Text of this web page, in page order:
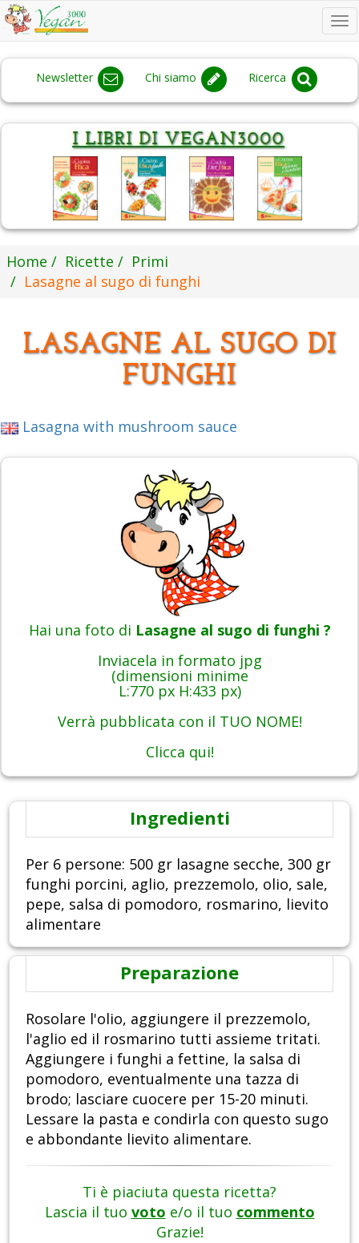
Newsletter Chi siamo Ricerca
Home Ricette
Primi
Lasagne al sugo di funghi
LASAGNE AL SUGO DI
FUNGHI
Lasagna with mushroom sauce
Hai una foto di Lasagne al sugo di funghi ?
Inviacela in formato jpg
(dimensioni minime
L:770 px H:433 px)
Verrà pubblicata con il TUO NOME!
Clicca qui!
Ingredienti
Per 6 persone: 500 gr lasagne secche, 300 gr
funghi porcini, aglio, prezzemolo, olio, sale,
pepe, salsa di pomodoro, rosmarino, lievito
alimentare
Preparazione
Rosolare l'olio, aggiungere il prezzemolo,
l'aglio ed il rosmarino tutti assieme tritati.
Aggiungere i funghi a fettine, la salsa di
pomodoro, eventualmente una tazza di
brodo; lasciare cuocere per 15-20 minuti.
Lessare la pasta e condirla con questo sugo
e abbondante lievito alimentare.
Ti è piaciuta questa ricetta?
Lascia il tuo voto e/o il tuo commento
Grazie!